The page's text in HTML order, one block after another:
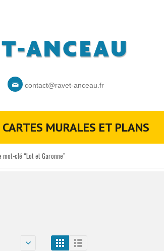
contact@ravet-anceau.fr
CARTES MURALES ET PLANS
clé “Lot et Garonne”